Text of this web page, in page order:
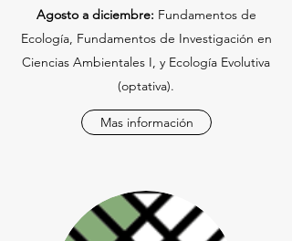
Agosto a diciembre: Fundamentos de
Ecología, Fundamentos de Investigación en
Ciencias Ambientales I, y Ecología Evolutiva
(optativa).
Mas información